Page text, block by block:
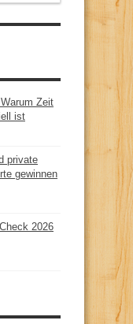
Zeit
ist
private
gewinnen
2026